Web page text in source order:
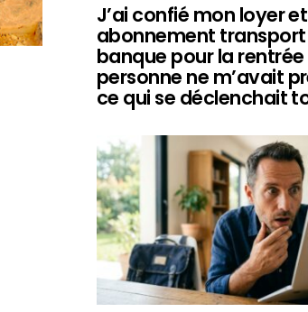
J’ai confié mon loyer
abonnement
banque pour la rentrée
personne ne m’avait
ce qui se déclenchait